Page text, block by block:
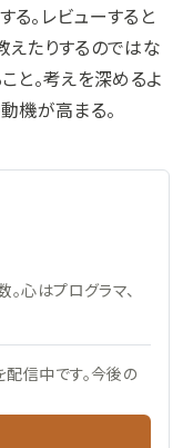
る。レビューすると
えたりするのではな
と。考えを深めるよ
機が高まる。
心はプログラマ、
信中です。今後の